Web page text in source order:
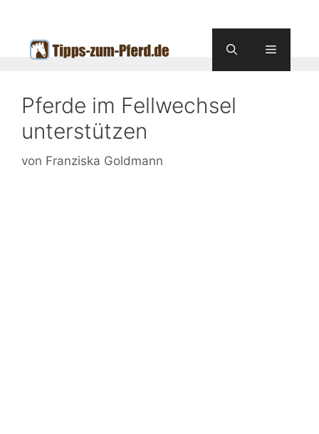
springen
Menü
Pferde im Fellwechsel
unterstützen
von Franziska Goldmann